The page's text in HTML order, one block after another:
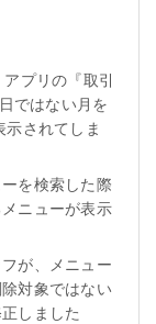
プリの『取引
ではない月を
されてしま
を検索した際
ニューが表示
が、メニュー
対象ではない
しました